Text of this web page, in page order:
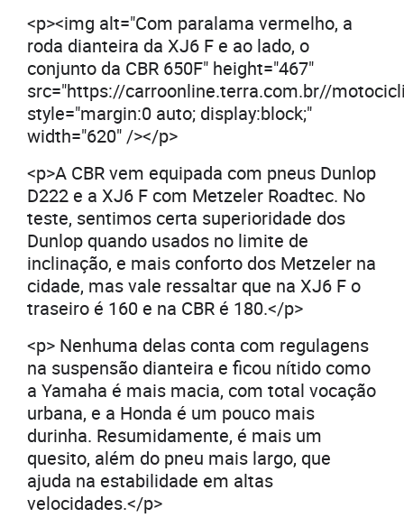
<p><img alt="Com paralama vermelho, a
roda dianteira da XJ6 F e ao lado, o
conjunto da CBR 650F" height="467"
src="https://carroonline.terra.com.br//
style="margin:0 auto; display:block;"
width="620" /></p>
<p>A CBR vem equipada com pneus Dunlop
D222 e a XJ6 F com Metzeler Roadtec. No
teste, sentimos certa superioridade dos
Dunlop quando usados no limite de
inclinação, e mais conforto dos Metzeler na
cidade, mas vale ressaltar que na XJ6 F o
traseiro é 160 e na CBR é 180.</p>
<p> Nenhuma delas conta com regulagens
na suspensão dianteira e ficou nítido como
a Yamaha é mais macia, com total vocação
urbana, e a Honda é um pouco mais
durinha. Resumidamente, é mais um
quesito, além do pneu mais largo, que
ajuda na estabilidade em altas
velocidades.</p>